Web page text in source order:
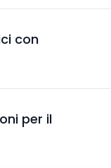
con
per il